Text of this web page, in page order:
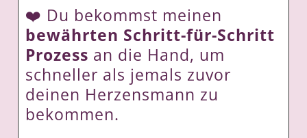
❤️ Du bekommst meinen
bewährten Schritt-für-Schritt
Prozess an die Hand, um
schneller als jemals zuvor
deinen Herzensmann zu
bekommen.